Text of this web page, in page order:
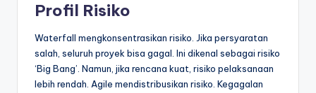
Profil Risiko
Waterfall mengkonsentrasikan risiko. Jika persyaratan
salah, seluruh proyek bisa gagal. Ini dikenal sebagai risiko
‘Big Bang’. Namun, jika rencana kuat, risiko pelaksanaan
lebih rendah. Agile mendistribusikan risiko. Kegagalan